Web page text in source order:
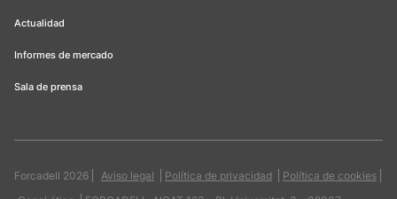
Actualidad
Informes de mercado
Sala de prensa
Forcadell 2026 Aviso legal Política de privacidad
Política de cookies